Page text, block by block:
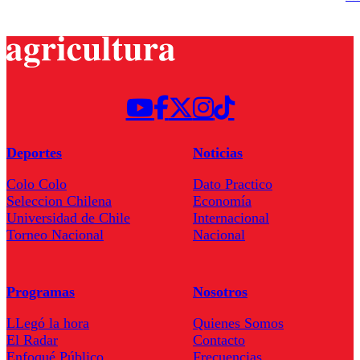
Deportes
Colo Colo
Seleccion Chilena
Universidad de Chile
Torneo Nacional
Noticias
Dato Practico
Economía
Internacional
Nacional
Programas
LLegó la hora
El Radar
Enfoqué Público
Nosotros
Quienes Somos
Contacto
Frecuencias